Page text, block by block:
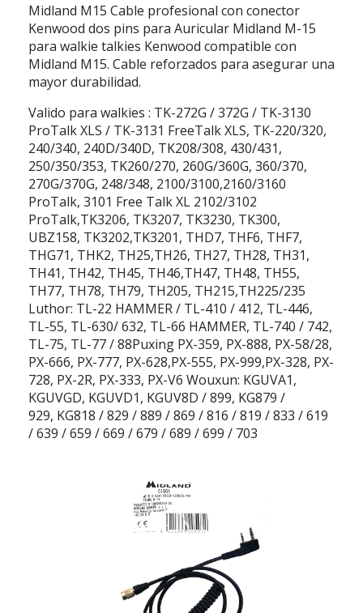
Midland M15 Cable profesional con conector
Kenwood dos pins para Auricular Midland M-15
para walkie talkies Kenwood compatible con
Midland M15. Cable reforzados para asegurar una
mayor durabilidad.
Valido para walkies : TK-272G / 372G / TK-3130
ProTalk XLS / TK-3131 FreeTalk XLS, TK-220/320,
240/340, 240D/340D, TK208/308, 430/431,
250/350/353, TK260/270, 260G/360G, 360/370,
270G/370G, 248/348, 2100/3100,2160/3160
ProTalk, 3101 Free Talk XL 2102/3102
ProTalk,TK3206, TK3207, TK3230, TK300,
UBZ158, TK3202,TK3201, THD7, THF6, THF7,
THG71, THK2, TH25,TH26, TH27, TH28, TH31,
TH41, TH42, TH45, TH46,TH47, TH48, TH55,
TH77, TH78, TH79, TH205, TH215,TH225/235
Luthor: TL-22 HAMMER / TL-410 / 412, TL-446,
TL-55, TL-630/ 632, TL-66 HAMMER, TL-740 / 742,
TL-75, TL-77 / 88Puxing PX-359, PX-888, PX-58/28,
PX-666, PX-777, PX-628,PX-555, PX-999,PX-328, PX-
728, PX-2R, PX-333, PX-V6 Wouxun: KGUVA1,
KGUVGD, KGUVD1, KGUV8D / 899, KG879 /
929, KG818 / 829 / 889 / 869 / 816 / 819 / 833 / 619
/ 639 / 659 / 669 / 679 / 689 / 699 / 703